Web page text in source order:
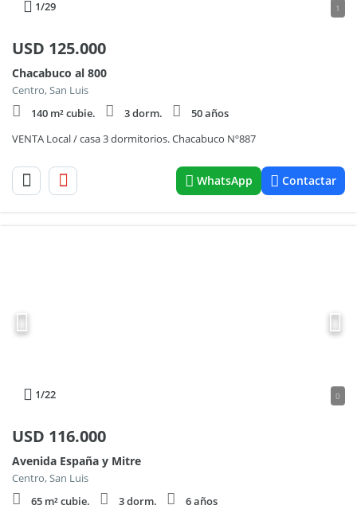
1/29 1
USD 125.000
Chacabuco al 800
Centro, San Luis
140 m² cubie.
3 dorm.
50 años
VENTA Local / casa 3 dormitorios. Chacabuco Nº887
WhatsApp Contactar
1/22 0
USD 116.000
Avenida España y Mitre
Centro, San Luis
65 m² cubie.
3 dorm.
6 años